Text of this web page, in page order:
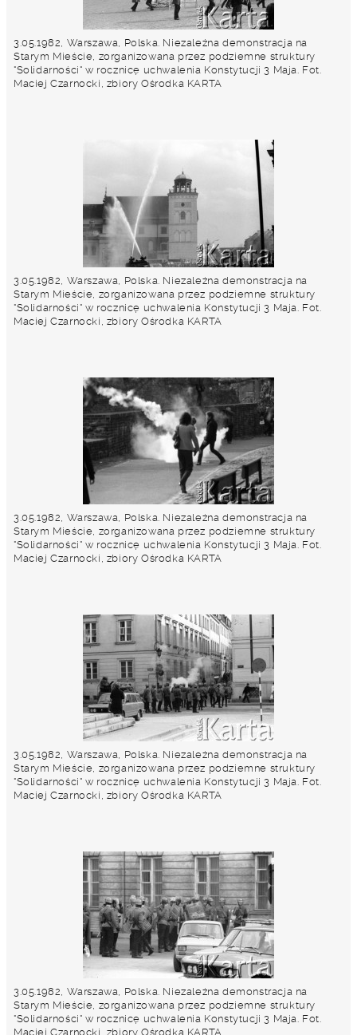
3.05.1982, Warszawa, Polska. Niezależna demonstracja na
Starym Mieście, zorganizowana przez podziemne struktury
"Solidarności" w rocznicę uchwalenia Konstytucji 3 Maja. Fot.
Maciej Czarnocki, zbiory Ośrodka KARTA
3.05.1982, Warszawa, Polska. Niezależna demonstracja na
Starym Mieście, zorganizowana przez podziemne struktury
"Solidarności" w rocznicę uchwalenia Konstytucji 3 Maja. Fot.
Maciej Czarnocki, zbiory Ośrodka KARTA
3.05.1982, Warszawa, Polska. Niezależna demonstracja na
Starym Mieście, zorganizowana przez podziemne struktury
"Solidarności" w rocznicę uchwalenia Konstytucji 3 Maja. Fot.
Maciej Czarnocki, zbiory Ośrodka KARTA
3.05.1982, Warszawa, Polska. Niezależna demonstracja na
Starym Mieście, zorganizowana przez podziemne struktury
"Solidarności" w rocznicę uchwalenia Konstytucji 3 Maja. Fot.
Maciej Czarnocki, zbiory Ośrodka KARTA
3.05.1982, Warszawa, Polska. Niezależna demonstracja na
Starym Mieście, zorganizowana przez podziemne struktury
"Solidarności" w rocznicę uchwalenia Konstytucji 3 Maja. Fot.
Maciej Czarnocki, zbiory Ośrodka KARTA